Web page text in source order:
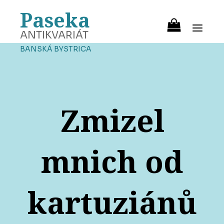
Paseka
ANTIKVARIÁT
BANSKÁ BYSTRICA
Zmizel
mnich od
kartuziánů